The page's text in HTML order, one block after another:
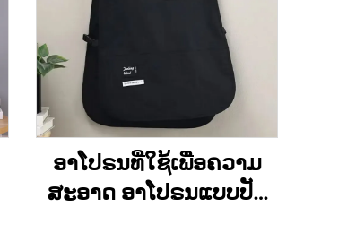
ອາໂປຣນທີ່ໃຊ້ເພື່ອຄວາມ
ສະອາດ ອາໂປຣນແບບປັບ